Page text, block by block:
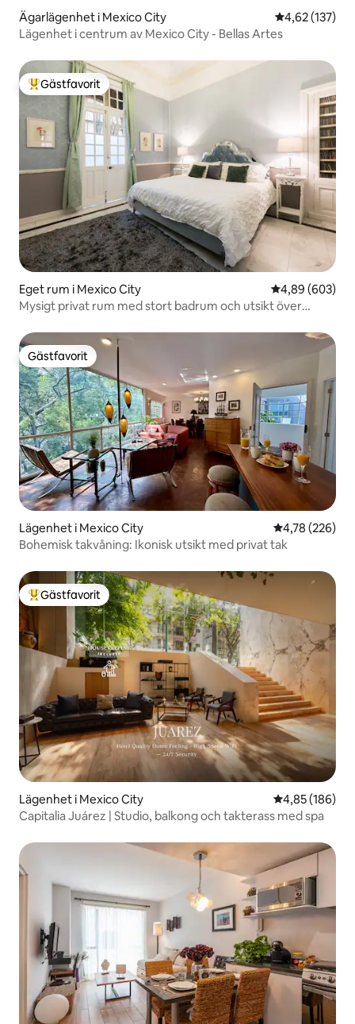
Ägarlägenhet i Mexico City 4,62 av 5 i
4,62 (137)
Lägenhet i centrum av Mexico City - Bellas Artes
Populär gästfavorit
Gästfavorit
Eget rum i Mexico City 4,89 av 5 i
4,89 (603)
Mysigt privat rum med stort badrum och utsikt över
Gästfavorit
Gästfavorit
Lägenhet i Mexico City 4,78 av 5 i
4,78 (226)
Bohemisk takvåning: Ikonisk utsikt med privat tak
Populär gästfavorit
Gästfavorit
Lägenhet i Mexico City 4,85 av 5 i
4,85 (186)
Capitalia Juárez | Studio, balkong och takterass med spa